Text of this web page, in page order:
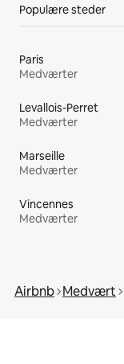
Populære steder
Paris
Medværter
Levallois-Perret
Medværter
Marseille
Medværter
Vincennes
Medværter
Airbnb Medvært